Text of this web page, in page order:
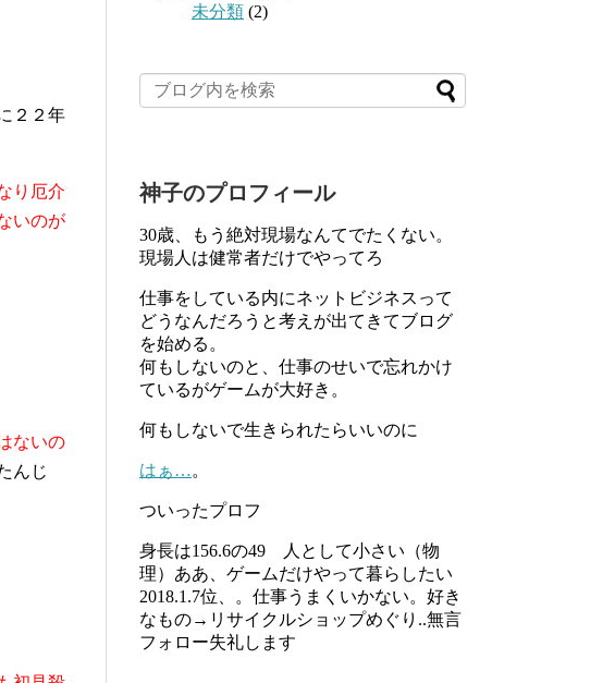
２２年
り厄介
いのが
ないの
んじ
未分類 (2)
神子のプロフィール
30歳、もう絶対現場なんてでたくない。
現場人は健常者だけでやってろ
仕事をしている内にネットビジネスって
どうなんだろうと考えが出てきてブログ
を始める。
何もしないのと、仕事のせいで忘れかけ
ているがゲームが大好き。
何もしないで生きられたらいいのに
はぁ…。
ついったプロフ
身長は156.6の49 人として小さい（物
理）ああ、ゲームだけやって暮らしたい
2018.1.7位、。仕事うまくいかない。好き
なもの→リサイクルショップめぐり..無言
フォロー失礼します